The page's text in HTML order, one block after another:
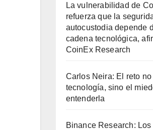
La vulnerabilidad de
refuerza que la
autocustodia depende
cadena tecnológica,
CoinEx Research
Carlos Neira: El reto no
tecnología, sino el
entenderla
Binance Research: Los